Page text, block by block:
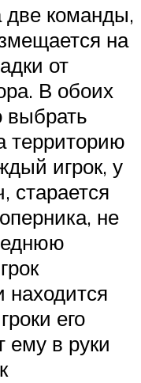
две команды,
на
от
В обоих
выбрать
территорию
игрок, у
старается
не
находится
его
ему в руки